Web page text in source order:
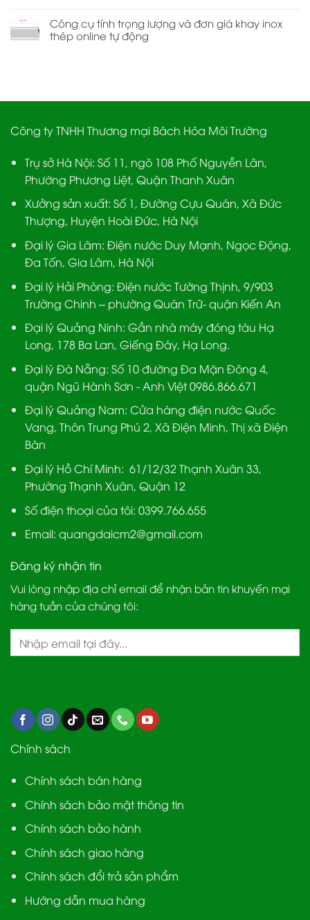
Công cụ tính trọng lượng và đơn giá khay inox
thép online tự động
Công ty TNHH Thương mại Bách Hóa Môi Trường
Trụ sở Hà Nội: Số 11, ngõ 108 Phố Nguyễn Lân,
Phường Phương Liệt, Quận Thanh Xuân
Xưởng sản xuất: Số 1, Đường Cựu Quán, Xã Đức
Thượng, Huyện Hoài Đức, Hà Nội
Đại lý Gia Lâm: Điện nước Duy Mạnh, Ngọc Động,
Đa Tốn, Gia Lâm, Hà Nội
Đại lý Hải Phòng: Điện nước Tường Thịnh, 9/903
Trường Chinh – phường Quán Trữ- quận Kiến An
Đại lý Quảng Ninh: Gần nhà máy đóng tàu Hạ
Long, 178 Ba Lan, Giếng Đáy, Hạ Long.
Đại lý Đà Nẵng: Số 10 đường Đa Mặn Đông 4,
quận Ngũ Hành Sơn - Anh Việt 0986.866.671
Đại lý Quảng Nam: Cửa hàng điện nước Quốc
Vang, Thôn Trung Phú 2, Xã Điện Minh, Thị xã Điện
Bàn
Đại lý Hồ Chí Minh: 61/12/32 Thạnh Xuân 33,
Phường Thạnh Xuân, Quận 12
Số điện thoại của tôi: 0399.766.655
Email: quangdaicm2@gmail.com
Đăng ký nhận tin
Vui lòng nhập địa chỉ email để nhận bản tin khuyến mại
hàng tuần của chúng tôi:
Chính sách
Chính sách bán hàng
Chính sách bảo mật thông tin
Chính sách bảo hành
Chính sách giao hàng
Chính sách đổi trả sản phẩm
Hướng dẫn mua hàng